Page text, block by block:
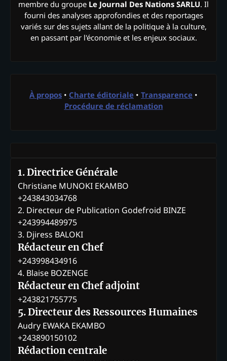
membre du groupe Le Journal Des Nations SARLU. Il
fourni des analyses approfondies et des reportages
variés sur des sujets allant de la politique à la culture,
en passant par l'économie et les enjeux sociaux.
À propos • Charte éditoriale • Transparence •
Procédure de réclamation
1. Directrice Générale
Christiane MUNOKI EKAMBO
+243843034768
2. Directeur de Publication Godefroid BINZE
+243994489975
3. Djiress BALOKI
Rédacteur en Chef
+243998434916
4. Blaise BOZENGE
Rédacteur en Chef adjoint
+243821755775
5. Directeur des Ressources Humaines
Audry EWAKA EKAMBO
+243890150102
Rédaction centrale